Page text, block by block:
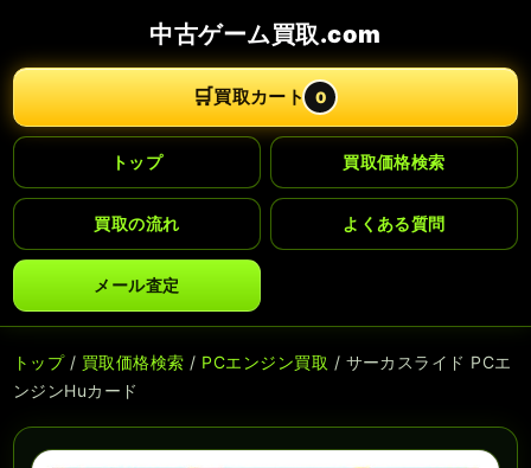
中古ゲーム買取.com
🛒買取カート 0
トップ 買取価格検索
買取の流れ よくある質問
メール査定
トップ/ 買取価格検索 / PCエンジン買取 / サーカスライド PCエ
ンジンHuカード